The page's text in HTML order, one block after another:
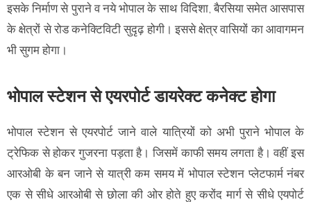
इसके निर्माण से पुराने व नये भोपाल के साथ विदिशा, बैरसिया समेत आसपास
के क्षेत्रों से रोड कनेक्टिविटी सुदृढ़ होगी। इससे क्षेत्र वासियों का आवागमन
भी सुगम होगा।
भोपाल स्टेशन से एयरपोर्ट डायरेक्ट कनेक्ट होगा
भोपाल स्टेशन से एयरपोर्ट जाने वाले यात्रियों को अभी पुराने भोपाल के
ट्रेफिक से होकर गुजरना पड़ता है। जिसमें काफी समय लगता है। वहीं इस
आरओबी के बन जाने से यात्री कम समय में भोपाल स्टेशन प्लेटफार्म नंबर
एक से सीधे आरओबी से छोला की ओर होते हुए करोंद मार्ग से सीधे एयपोर्ट